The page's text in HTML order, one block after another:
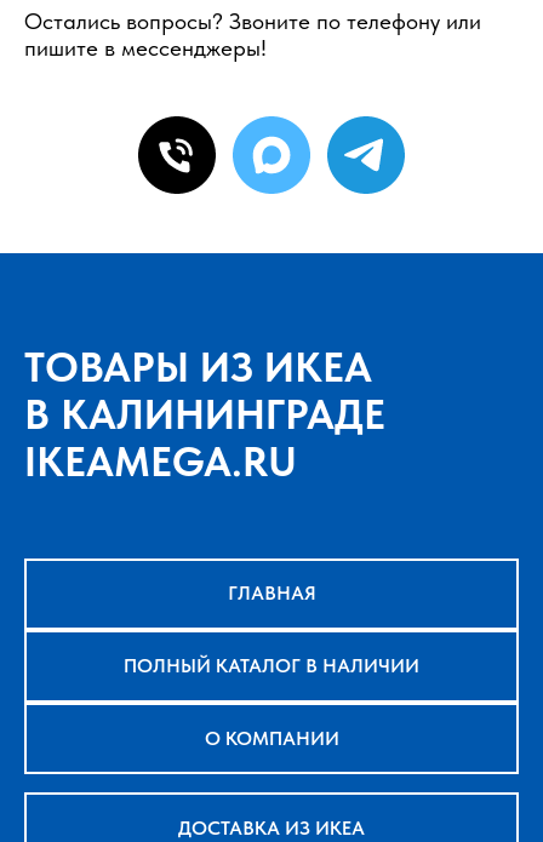
Остались вопросы? Звоните по телефону или
пишите в мессенджеры!
ТОВАРЫ ИЗ ИКЕА
В КАЛИНИНГРАДЕ
IKEAMEGA.RU
ГЛАВНАЯ
ПОЛНЫЙ КАТАЛОГ В НАЛИЧИИ
О КОМПАНИИ
ДОСТАВКА ИЗ ИКЕА